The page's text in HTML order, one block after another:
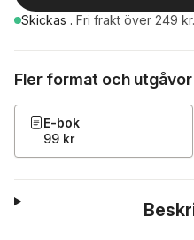
Skickas . Fri frakt över 249 kr.
Fler format och utgåvor
E-bok
99 kr